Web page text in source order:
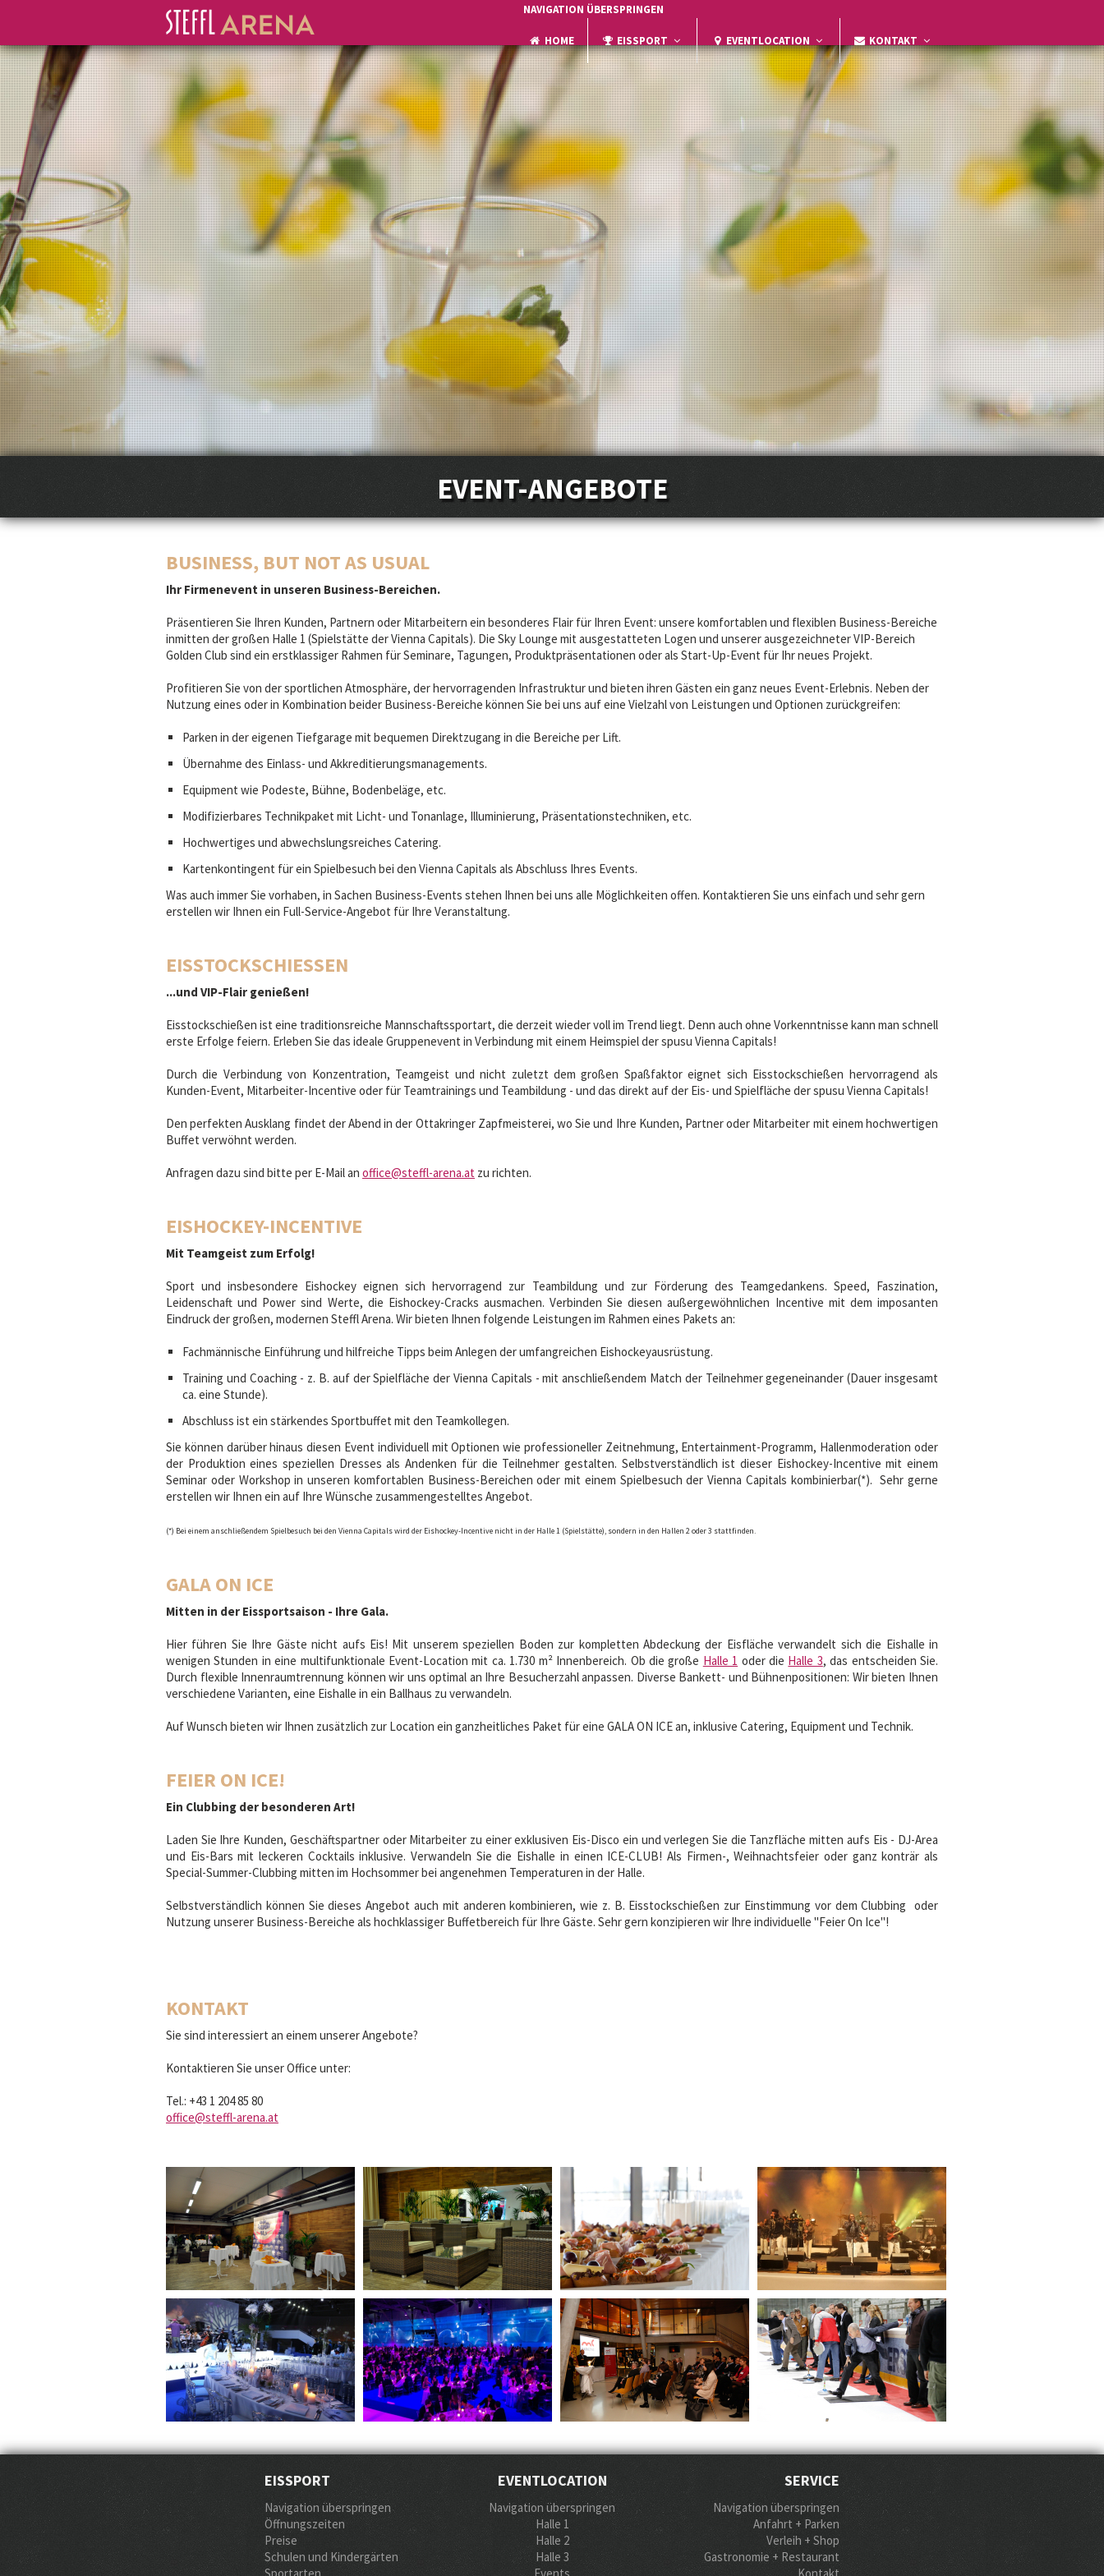
NAVIGATION ÜBERSPRINGEN
HOME EISSPORT EVENTLOCATION KONTAKT
EVENT-ANGEBOTE
BUSINESS, BUT NOT AS USUAL
Ihr Firmenevent in unseren Business-Bereichen.
Präsentieren Sie Ihren Kunden, Partnern oder Mitarbeitern ein besonderes Flair für Ihren Event: unsere komfortablen und flexiblen Business-Bereiche
inmitten der großen Halle 1 (Spielstätte der Vienna Capitals). Die Sky Lounge mit ausgestatteten Logen und unserer ausgezeichneter VIP-Bereich
Golden Club sind ein erstklassiger Rahmen für Seminare, Tagungen, Produktpräsentationen oder als Start-Up-Event für Ihr neues Projekt.
Profitieren Sie von der sportlichen Atmosphäre, der hervorragenden Infrastruktur und bieten ihren Gästen ein ganz neues Event-Erlebnis. Neben der
Nutzung eines oder in Kombination beider Business-Bereiche können Sie bei uns auf eine Vielzahl von Leistungen und Optionen zurückgreifen:
Parken in der eigenen Tiefgarage mit bequemen Direktzugang in die Bereiche per Lift.
Übernahme des Einlass- und Akkreditierungsmanagements.
Equipment wie Podeste, Bühne, Bodenbeläge, etc.
Modifizierbares Technikpaket mit Licht- und Tonanlage, Illuminierung, Präsentationstechniken, etc.
Hochwertiges und abwechslungsreiches Catering.
Kartenkontingent für ein Spielbesuch bei den Vienna Capitals als Abschluss Ihres Events.
Was auch immer Sie vorhaben, in Sachen Business-Events stehen Ihnen bei uns alle Möglichkeiten offen. Kontaktieren Sie uns einfach und sehr gern
erstellen wir Ihnen ein Full-Service-Angebot für Ihre Veranstaltung.
EISSTOCKSCHIESSEN
...und VIP-Flair genießen!
Eisstockschießen ist eine traditionsreiche Mannschaftssportart, die derzeit wieder voll im Trend liegt. Denn auch ohne Vorkenntnisse kann man schnell
erste Erfolge feiern. Erleben Sie das ideale Gruppenevent in Verbindung mit einem Heimspiel der spusu Vienna Capitals!
Durch die Verbindung von Konzentration, Teamgeist und nicht zuletzt dem großen Spaßfaktor eignet sich Eisstockschießen hervorragend als
Kunden-Event, Mitarbeiter-Incentive oder für Teamtrainings und Teambildung - und das direkt auf der Eis- und Spielfläche der spusu Vienna Capitals!
Den perfekten Ausklang findet der Abend in der Ottakringer Zapfmeisterei, wo Sie und Ihre Kunden, Partner oder Mitarbeiter mit einem hochwertigen
Buffet verwöhnt werden.
Anfragen dazu sind bitte per E-Mail an office@steffl-arena.at zu richten.
EISHOCKEY-INCENTIVE
Mit Teamgeist zum Erfolg!
Sport und insbesondere Eishockey eignen sich hervorragend zur Teambildung und zur Förderung des Teamgedankens. Speed, Faszination,
Leidenschaft und Power sind Werte, die Eishockey-Cracks ausmachen. Verbinden Sie diesen außergewöhnlichen Incentive mit dem imposanten
Eindruck der großen, modernen Steffl Arena. Wir bieten Ihnen folgende Leistungen im Rahmen eines Pakets an:
Fachmännische Einführung und hilfreiche Tipps beim Anlegen der umfangreichen Eishockeyausrüstung.
Training und Coaching - z. B. auf der Spielfläche der Vienna Capitals - mit anschließendem Match der Teilnehmer gegeneinander (Dauer insgesamt
ca. eine Stunde).
Abschluss ist ein stärkendes Sportbuffet mit den Teamkollegen.
Sie können darüber hinaus diesen Event individuell mit Optionen wie professioneller Zeitnehmung, Entertainment-Programm, Hallenmoderation oder
der Produktion eines speziellen Dresses als Andenken für die Teilnehmer gestalten. Selbstverständlich ist dieser Eishockey-Incentive mit einem
Seminar oder Workshop in unseren komfortablen Business-Bereichen oder mit einem Spielbesuch der Vienna Capitals kombinierbar(*). Sehr gerne
erstellen wir Ihnen ein auf Ihre Wünsche zusammengestelltes Angebot.
(*) Bei einem anschließendem Spielbesuch bei den Vienna Capitals wird der Eishockey-Incentive nicht in der Halle 1 (Spielstätte), sondern in den Hallen 2 oder 3 stattfinden.
GALA ON ICE
Mitten in der Eissportsaison - Ihre Gala.
Hier führen Sie Ihre Gäste nicht aufs Eis! Mit unserem speziellen Boden zur kompletten Abdeckung der Eisfläche verwandelt sich die Eishalle in
wenigen Stunden in eine multifunktionale Event-Location mit ca. 1.730 m² Innenbereich. Ob die große Halle 1 oder die Halle 3, das entscheiden Sie.
Durch flexible Innenraumtrennung können wir uns optimal an Ihre Besucherzahl anpassen. Diverse Bankett- und Bühnenpositionen: Wir bieten Ihnen
verschiedene Varianten, eine Eishalle in ein Ballhaus zu verwandeln.
Auf Wunsch bieten wir Ihnen zusätzlich zur Location ein ganzheitliches Paket für eine GALA ON ICE an, inklusive Catering, Equipment und Technik.
FEIER ON ICE!
Ein Clubbing der besonderen Art!
Laden Sie Ihre Kunden, Geschäftspartner oder Mitarbeiter zu einer exklusiven Eis-Disco ein und verlegen Sie die Tanzfläche mitten aufs Eis - DJ-Area
und Eis-Bars mit leckeren Cocktails inklusive. Verwandeln Sie die Eishalle in einen ICE-CLUB! Als Firmen-, Weihnachtsfeier oder ganz konträr als
Special-Summer-Clubbing mitten im Hochsommer bei angenehmen Temperaturen in der Halle.
Selbstverständlich können Sie dieses Angebot auch mit anderen kombinieren, wie z. B. Eisstockschießen zur Einstimmung vor dem Clubbing oder
Nutzung unserer Business-Bereiche als hochklassiger Buffetbereich für Ihre Gäste. Sehr gern konzipieren wir Ihre individuelle "Feier On Ice"!
KONTAKT
Sie sind interessiert an einem unserer Angebote?
Kontaktieren Sie unser Office unter:
Tel.: +43 1 204 85 80
office@steffl-arena.at
EISSPORT
Navigation überspringen
Öffnungszeiten
Preise
Schulen und Kindergärten
EVENTLOCATION
Navigation überspringen
Halle 1
Halle 2
Halle 3
SERVICE
Navigation überspringen
Anfahrt + Parken
Verleih + Shop
Gastronomie + Restaurant